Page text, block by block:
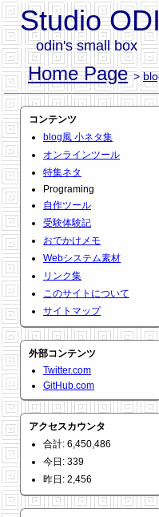
Studio
odin's small box
Home Page >
コンテンツ
blog風 小ネタ集
オンラインツール
特集ネタ
Programing
自作ツール
受験体験記
おでかけメモ
Webシステム素材
リンク集
このサイトについて
サイトマップ
外部コンテンツ
Twitter.com
GitHub.com
アクセスカウンタ
合計: 6,450,486
今日: 339
昨日: 2,456